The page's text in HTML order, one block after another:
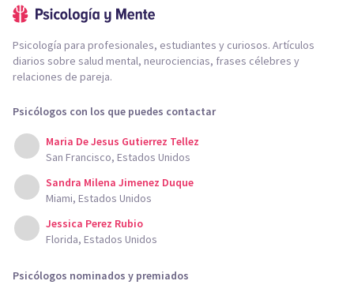
Psicología para profesionales, estudiantes y curiosos. Artículos
diarios sobre salud mental, neurociencias, frases célebres y
relaciones de pareja.
Psicólogos con los que puedes contactar
Maria De Jesus Gutierrez Tellez
San Francisco, Estados Unidos
Sandra Milena Jimenez Duque
Miami, Estados Unidos
Jessica Perez Rubio
Florida, Estados Unidos
Psicólogos nominados y premiados